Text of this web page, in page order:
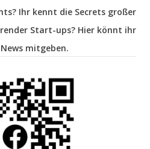
Ihr kennt die Secrets großer
Start-ups? Hier könnt ihr
mitgeben.